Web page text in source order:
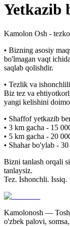
Yetkazib
Kamolon Osh -
• Bizning asosiy
bo'lmagan vaqt
saqlab qolishdir.
• Tezlik va
Biz tez va
yangi kelishini
• Shaffof yetkazib
• 3 km gacha - 15
• 5 km gacha - 20
• Shahar bo'ylab -
Bizni tanlash orqali
tanlaysiz.
Tez. Ishonchli. Issiq.
Kamolonosh —
o'zbek palovi,